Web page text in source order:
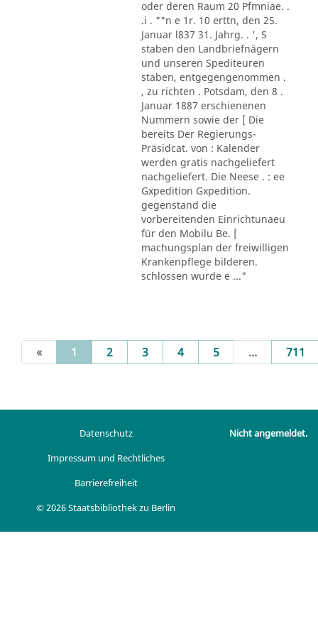
oder deren Raum 20 Pfmniae. .
.i . ""n e 1r. 10 erttn, den 25.
Januar l837 31. Jahrg. . ', S
staben den Landbriefnägern
und unseren Spediteuren
staben, entgegengenommen .
, zu richten . Potsdam, den 8 .
Januar 1887 erschienenen
Nummern sowie der [ Die
bereits Der Regierungs-
Präsidcat. von : Kalender
werden gratis nachgeliefert
nachgeliefert. Die Neese . : ee
Gxpedition Gxpedition.
gegenstand die
vorbereitenden Einrichtunaeu
für den Mobilu Be. [
machungsplan der freiwilligen
Krankenpflege bilderen.
schlossen wurde e ..."
« 1 (current)
2 3 4 5 ... 711
Datenschutz
Impressum und Rechtliches
Barrierefreiheit
© 2026 Staatsbibliothek zu Berlin
Nicht angemeldet.